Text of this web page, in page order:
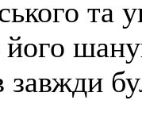
та
завжди